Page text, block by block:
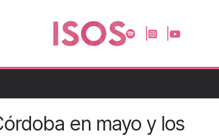
en mayo y los